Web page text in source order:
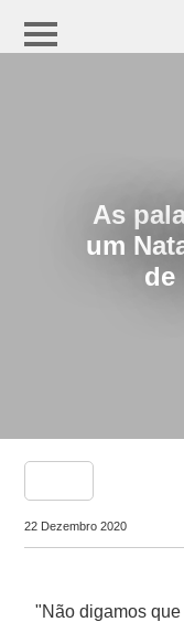
As
um
de
22 Dezembro 2020
"Não digamos